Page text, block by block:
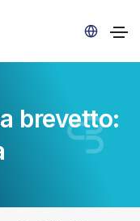
brevetto: